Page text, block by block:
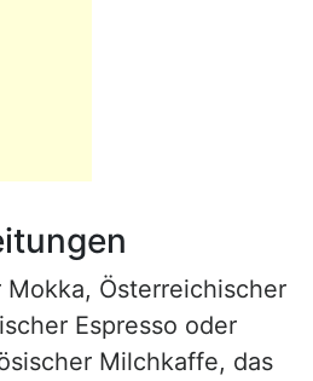
Mokka, Österreichischer
Espresso oder
Milchkaffe, das